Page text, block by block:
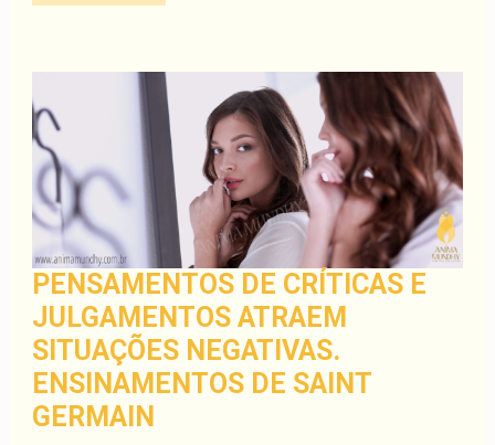
PENSAMENTOS DE CRÍTICAS E
JULGAMENTOS ATRAEM
SITUAÇÕES NEGATIVAS.
ENSINAMENTOS DE SAINT
GERMAIN